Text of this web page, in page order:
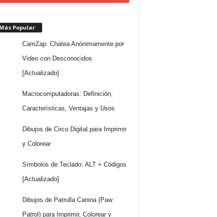
Popular
CamZap: Chatea Anónimamente por
Video con Desconocidos
[Actualizado]
Macrocomputadoras: Definición,
Características, Ventajas y Usos
Dibujos de Circo Digital para Imprimir
y Colorear
Símbolos de Teclado: ALT + Códigos
[Actualizado]
Dibujos de Patrulla Canina (Paw
Patrol) para Imprimir, Colorear y